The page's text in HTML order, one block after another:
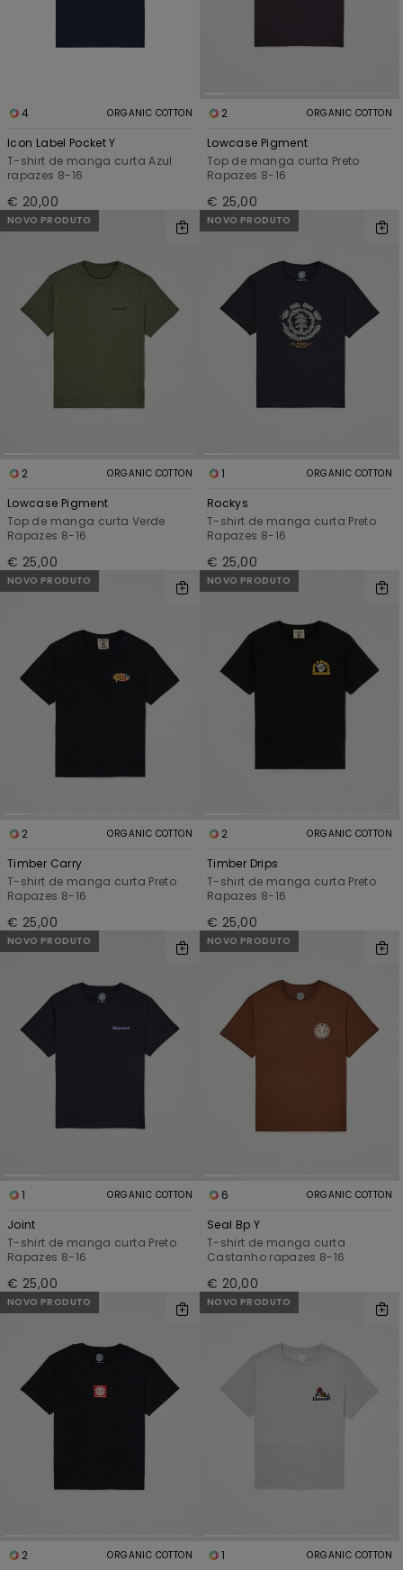
4 ORGANIC COTTON
Icon Label Pocket Y
T-shirt de manga curta Azul
rapazes 8-16
€ 20,00
2 ORGANIC COTTON
Lowcase Pigment
Top de manga curta Preto
Rapazes 8-16
€ 25,00
NOVO PRODUTO
2 ORGANIC COTTON
Lowcase Pigment
Top de manga curta Verde
Rapazes 8-16
€ 25,00
NOVO PRODUTO
1 ORGANIC COTTON
Rockys
T-shirt de manga curta Preto
Rapazes 8-16
€ 25,00
NOVO PRODUTO
2 ORGANIC COTTON
Timber Carry
T-shirt de manga curta Preto
Rapazes 8-16
€ 25,00
NOVO PRODUTO
2 ORGANIC COTTON
Timber Drips
T-shirt de manga curta Preto
Rapazes 8-16
€ 25,00
NOVO PRODUTO
1 ORGANIC COTTON
Joint
T-shirt de manga curta Preto
Rapazes 8-16
€ 25,00
NOVO PRODUTO
6 ORGANIC COTTON
Seal Bp Y
T-shirt de manga curta
Castanho rapazes 8-16
€ 20,00
NOVO PRODUTO
2 ORGANIC COTTON
NOVO PRODUTO
1 ORGANIC COTTON